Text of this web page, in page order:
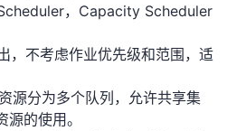
，Capacity Scheduler
，不考虑作业优先级和范围，适
源分为多个队列，允许共享集
的使用。